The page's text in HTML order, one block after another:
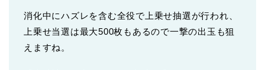
消化中にハズレを含む全役で上乗せ抽選が行われ、
上乗せ当選は最大500枚もあるので一撃の出玉も狙
えますね。